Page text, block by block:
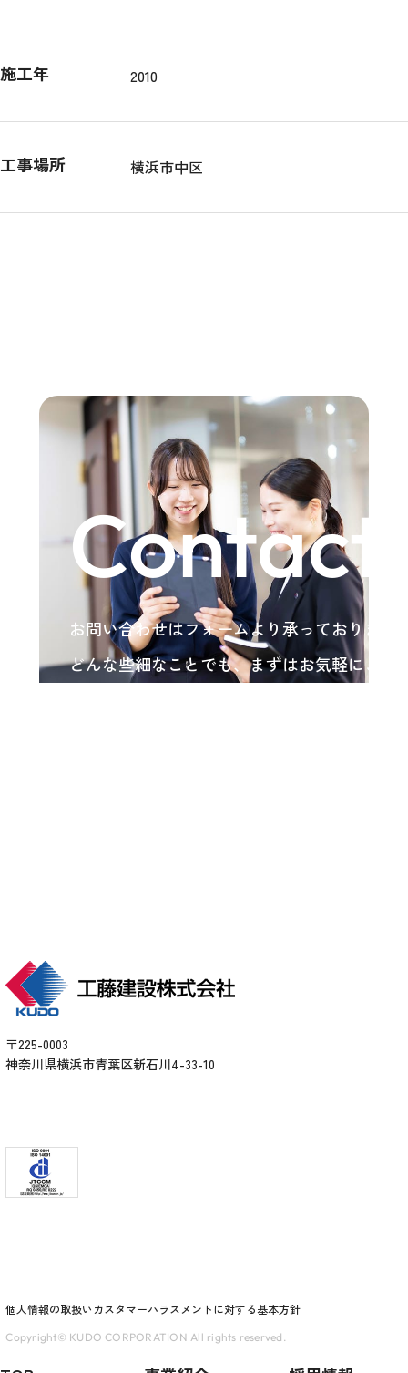
施工年 2010
工事場所 横浜市中区
Contact
お問い合わせはフォームより承っております
どんな些細なことでも、まずはお気軽にご相
〒225-0003
神奈川県横浜市青葉区新石川4-33-10
個人情報の取扱い カスタマーハラスメントに対する基本方針
Copyright© KUDO CORPORATION All rights reserved.